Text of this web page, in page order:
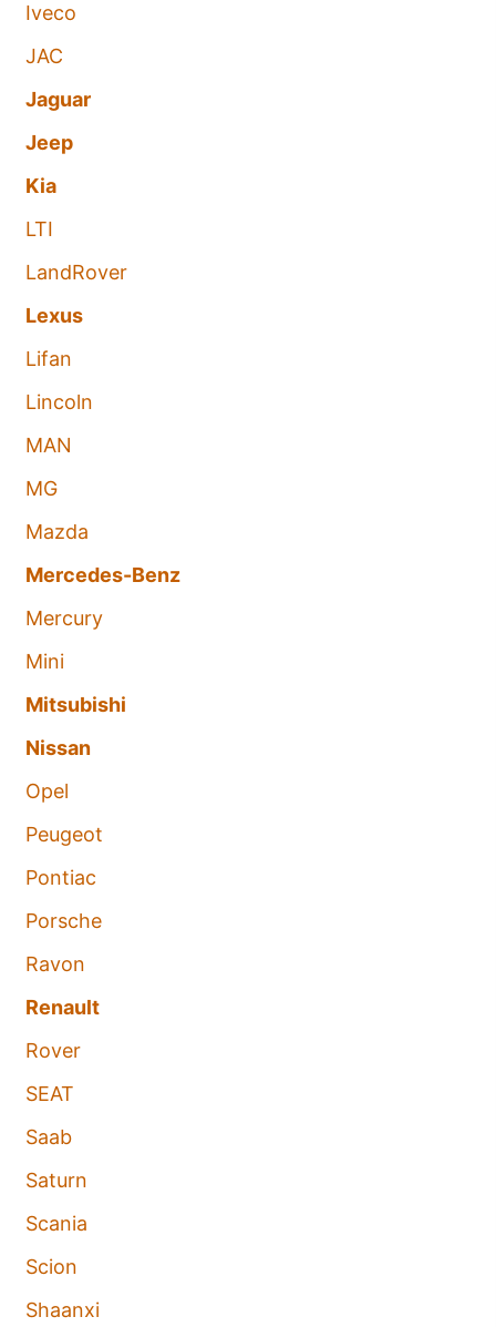
Iveco
JAC
Jaguar
Jeep
Kia
LTI
LandRover
Lexus
Lifan
Lincoln
MAN
MG
Mazda
Mercedes-Benz
Mercury
Mini
Mitsubishi
Nissan
Opel
Peugeot
Pontiac
Porsche
Ravon
Renault
Rover
SEAT
Saab
Saturn
Scania
Scion
Shaanxi